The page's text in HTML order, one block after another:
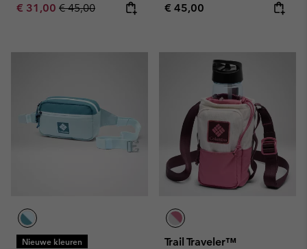
Sale price:
€ 31,00 Regular price:
€ 45,00 Regular price:
€ 45,00
Nieuwe kleuren
Trail Traveler™